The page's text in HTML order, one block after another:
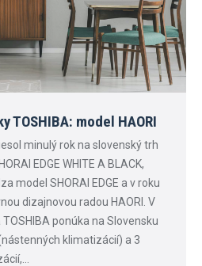
TOSHIBA: model HAORI
minulý rok na slovenský trh
EDGE WHITE A BLACK,
model SHORAI EDGE a v roku
dizajnovou radou HAORI. V
ponúka na Slovensku
klimatizácií) a 3